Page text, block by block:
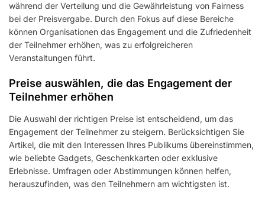
während der Verteilung und die Gewährleistung von Fairness
bei der Preisvergabe. Durch den Fokus auf diese Bereiche
können Organisationen das Engagement und die Zufriedenheit
der Teilnehmer erhöhen, was zu erfolgreicheren
Veranstaltungen führt.
Preise auswählen, die das Engagement der
Teilnehmer erhöhen
Die Auswahl der richtigen Preise ist entscheidend, um das
Engagement der Teilnehmer zu steigern. Berücksichtigen Sie
Artikel, die mit den Interessen Ihres Publikums übereinstimmen,
wie beliebte Gadgets, Geschenkkarten oder exklusive
Erlebnisse. Umfragen oder Abstimmungen können helfen,
herauszufinden, was den Teilnehmern am wichtigsten ist.